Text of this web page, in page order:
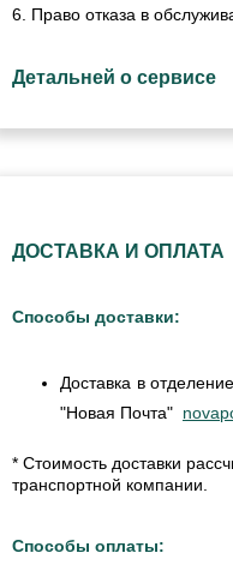
6. Право отказа в
Детальней о сервисе
ДОСТАВКА И ОПЛАТА
Способы доставки:
Доставка в
"Новая Почта"
* Стоимость доставки
транспортной компании.
Способы оплаты: